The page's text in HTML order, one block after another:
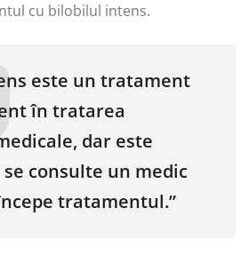
cu bilobilul intens.
este un tratament
în tratarea
dar este
consulte un medic
tratamentul.”